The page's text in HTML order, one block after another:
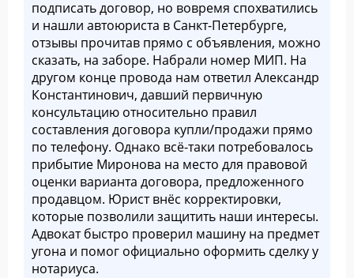
подписать договор, но вовремя спохватились
и нашли автоюриста в Санкт-Петербурге,
отзывы прочитав прямо с объявления, можно
сказать, на заборе. Набрали номер МИП. На
другом конце провода нам ответил Александр
Константинович, давший первичную
консультацию относительно правил
составления договора купли/продажи прямо
по телефону. Однако всё-таки потребовалось
прибытие Миронова на место для правовой
оценки варианта договора, предложенного
продавцом. Юрист внёс корректировки,
которые позволили защитить наши интересы.
Адвокат быстро проверил машину на предмет
угона и помог официально оформить сделку у
нотариуса.